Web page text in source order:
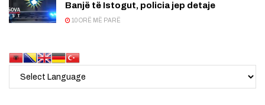
Banjë të Istogut, policia jep detaje
10 ORË MË PARË